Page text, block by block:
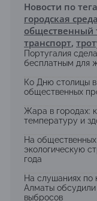
Новости по
городская среда
общественный
транспорт,
Португалия
бесплатным для
Ко Дню столицы
общественных
Жара в городах:
температуру и
На
экологическую
года
На слушаниях по
Алматы
выбросов